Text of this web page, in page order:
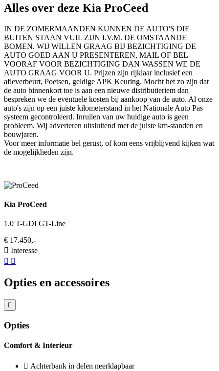
Alles over deze Kia ProCeed
IN DE ZOMERMAANDEN KUNNEN DE AUTO'S DIE
BUITEN STAAN VUIL ZIJN I.V.M. DE OMSTAANDE
BOMEN. WIJ WILLEN GRAAG BIJ BEZICHTIGING DE
AUTO GOED AAN U PRESENTEREN, MAIL OF BEL
VOORAF VOOR BEZICHTIGING DAN WASSEN WE DE
AUTO GRAAG VOOR U. Prijzen zijn rijklaar inclusief een
afleverbeurt, Poetsen, geldige APK Keuring. Mocht het zo zijn dat
de auto binnenkort toe is aan een nieuwe distributieriem dan
bespreken we de eventuele kosten bij aankoop van de auto. Al onze
auto's zijn op een juiste kilometerstand in het Nationale Auto Pas
systeem gecontroleerd. Inruilen van uw huidige auto is geen
probleem. Wij adverteren uitsluitend met de juiste km-standen en
bouwjaren.
Voor meer informatie bel gerust, of kom eens vrijblijvend kijken wat
de mogelijkheden zijn.
Kia ProCeed
1.0 T-GDI GT-Line
€ 17.450,-
Interesse
Opties en accessoires
Opties
Comfort & Interieur
Achterbank in delen neerklapbaar